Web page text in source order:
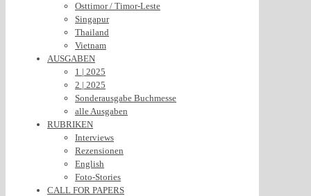
Osttimor / Timor-Leste
Singapur
Thailand
Vietnam
AUSGABEN
1 | 2025
2 | 2025
Sonderausgabe Buchmesse
alle Ausgaben
RUBRIKEN
Interviews
Rezensionen
English
Foto-Stories
CALL FOR PAPERS